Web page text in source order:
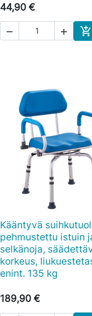
44,90 €
  
 Pikakatselu
Kääntyvä
pehmustettu istuin
selkänoja,
korkeus,
enint. 135 kg
189,90 €